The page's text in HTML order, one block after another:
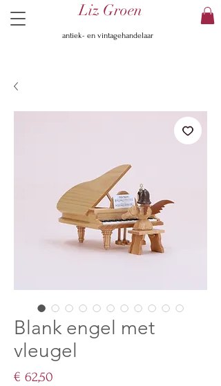
Liz Groen
antiek- en vintagehandelaar
Blank engel met
vleugel
€ 62,50